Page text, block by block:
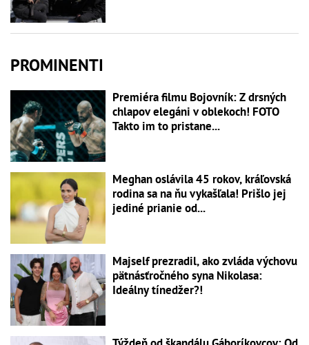
PROMINENTI
Premiéra filmu Bojovník: Z drsných
chlapov elegáni v oblekoch! FOTO
Takto im to pristane...
Meghan oslávila 45 rokov, kráľovská
rodina sa na ňu vykašľala! Prišlo jej
jediné prianie od...
Majself prezradil, ako zvláda výchovu
pätnásťročného syna Nikolasa:
Ideálny tínedžer?!